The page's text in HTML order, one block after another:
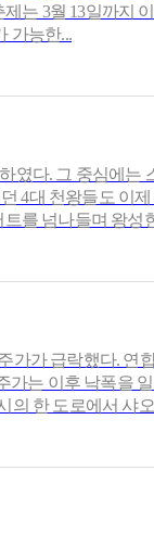
는 3월 13일까지
가능한...
였다. 그 중심에는
4대 천왕들도 이
를 넘나들며 왕성
가가 급락했다. 연
는 이후 낙폭을
의 한 도로에서 샤